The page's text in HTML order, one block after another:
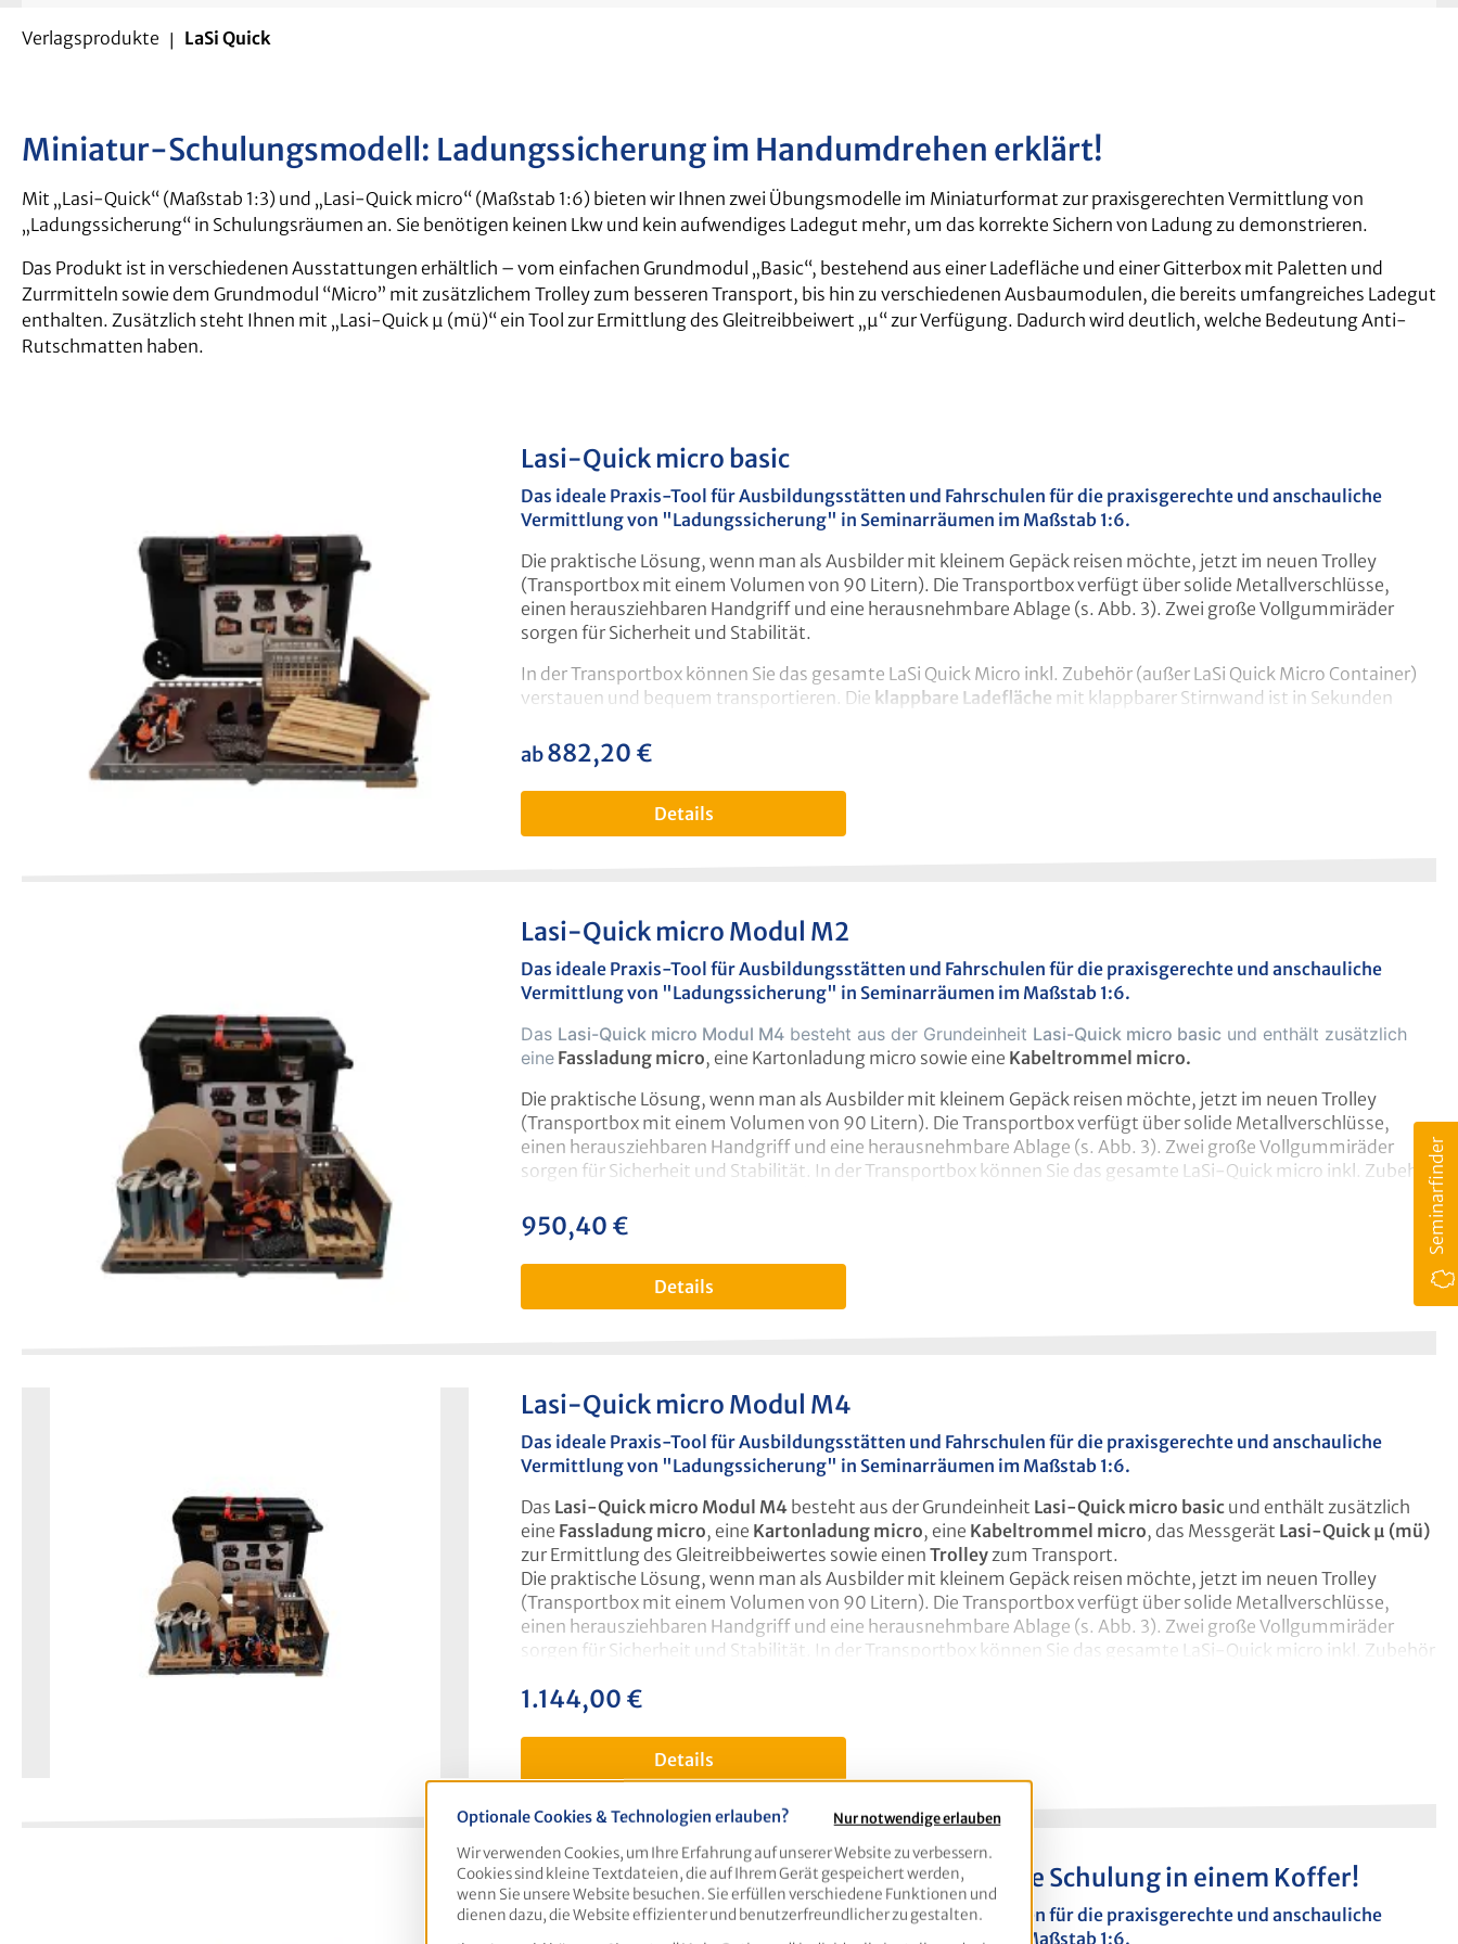
Verlagsprodukte LaSi Quick
Miniatur-Schulungsmodell: Ladungssicherung im Handumdrehen erklärt!
Mit „Lasi-Quick“ (Maßstab 1:3) und „Lasi-Quick micro“ (Maßstab 1:6) bieten wir Ihnen zwei Übungsmodelle im Miniaturformat zur praxisgerechten Vermittlung von
„Ladungssicherung“ in Schulungsräumen an. Sie benötigen keinen Lkw und kein aufwendiges Ladegut mehr, um das korrekte Sichern von Ladung zu demonstrieren.
Das Produkt ist in verschiedenen Ausstattungen erhältlich – vom einfachen Grundmodul „Basic“, bestehend aus einer Ladefläche und einer Gitterbox mit Paletten und
Zurrmitteln sowie dem Grundmodul “Micro” mit zusätzlichem Trolley zum besseren Transport, bis hin zu verschiedenen Ausbaumodulen, die bereits umfangreiches Ladegut
enthalten. Zusätzlich steht Ihnen mit „Lasi-Quick µ (mü)“ ein Tool zur Ermittlung des Gleitreibbeiwert „µ“ zur Verfügung. Dadurch wird deutlich, welche Bedeutung Anti-
Rutschmatten haben.
Lasi-Quick micro basic
Das ideale Praxis-Tool für Ausbildungsstätten und Fahrschulen für die praxisgerechte und anschauliche
Vermittlung von "Ladungssicherung" in Seminarräumen im Maßstab 1:6.
Die praktische Lösung, wenn man als Ausbilder mit kleinem Gepäck reisen möchte, jetzt im neuen Trolley
(Transportbox mit einem Volumen von 90 Litern). Die Transportbox verfügt über solide Metallverschlüsse,
einen herausziehbaren Handgriff und eine herausnehmbare Ablage (s. Abb. 3). Zwei große Vollgummiräder
sorgen für Sicherheit und Stabilität.
In der Transportbox können Sie das gesamte LaSi Quick Micro inkl. Zubehör (außer LaSi Quick Micro Container)
verstauen und bequem transportieren. Die klappbare Ladefläche mit klappbarer Stirnwand ist in Sekunden
Mit dabei:
Ladefläche 42,5 x 66 cm,klappbar
1 Gitterbox mit Palette
2 Paletten
inkl. Trolley
Größe des Trolleys:
Rollensicherung für den Transport befestigt wird (s. Abb. 1).Gesamtgewicht ca. 16 kg.
regulärer preis:
ab882,20 €
Details
Lasi-Quick micro Modul M2
Das ideale Praxis-Tool für Ausbildungsstätten und Fahrschulen für die praxisgerechte und anschauliche
Vermittlung von "Ladungssicherung" in Seminarräumen im Maßstab 1:6.
Das Lasi-Quick micro Modul M4 besteht aus der Grundeinheit Lasi-Quick micro basic und enthält zusätzlich
eine Fassladung micro, eine Kartonladung micro sowie eine Kabeltrommel micro.
Die praktische Lösung, wenn man als Ausbilder mit kleinem Gepäck reisen möchte, jetzt im neuen Trolley
(Transportbox mit einem Volumen von 90 Litern). Die Transportbox verfügt über solide Metallverschlüsse,
einen herausziehbaren Handgriff und eine herausnehmbare Ablage (s. Abb. 3). Zwei große Vollgummiräder
sorgen für Sicherheit und Stabilität. In der Transportbox können Sie das gesamte LaSi-Quick micro inkl. Zubehör
klappbarer Stirnwand ist in Sekunden aufgestellt, eine Montage ist nicht notwendig.
Mit dabei:
Ladefläche 42,5 x 66 cm, klappbar
6 Kantenschoner
2 Paletten
inkl. Trolley
Größe des Trolleys:L = 76,8 cm, H = 49 cm, B = 47,6 cm. Auf dem Trolley sind 2 Schnellspanngurte angebracht,
mit denen die Rollensicherung für den Transport befestigt wird.Gesamtgewicht ca. 16 kg.
regulärer preis:
950,40 €
Details
Lasi-Quick micro Modul M4
Das ideale Praxis-Tool für Ausbildungsstätten und Fahrschulen für die praxisgerechte und anschauliche
Vermittlung von "Ladungssicherung" in Seminarräumen im Maßstab 1:6.
Das Lasi-Quick micro Modul M4 besteht aus der Grundeinheit Lasi-Quick micro basic und enthält zusätzlich
eine Fassladung micro, eine Kartonladung micro, eine Kabeltrommel micro, das Messgerät Lasi-Quick μ (mü)
zur Ermittlung des Gleitreibbeiwertes sowie einen Trolleyzum Transport.
Die praktische Lösung, wenn man als Ausbilder mit kleinem Gepäck reisen möchte, jetzt im neuen Trolley
(Transportbox mit einem Volumen von 90 Litern). Die Transportbox verfügt über solide Metallverschlüsse,
einen herausziehbaren Handgriff und eine herausnehmbare Ablage (s. Abb. 3). Zwei große Vollgummiräder
sorgen für Sicherheit und Stabilität. In der Transportbox können Sie das gesamte LaSi-Quick micro inkl. Zubehör
klappbarer Stirnwand ist in Sekunden aufgestellt, eine Montage ist nicht notwendig.
1 Gitterbox mit Palette
6 Anti-Rutschmatten
6 Kantenschoner
2 Paletten
inkl. Trolley
regulärer preis:
1.144,00 €
Details
Lasi-Quick micro Modul M5 – die komplette Schulung in einem Koffer!
Das ideale Praxis-Tool für Ausbildungsstätten und Fahrschulen für die praxisgerechte und anschauliche
Vermittlung von "Ladungssicherung" in Seminarräumen im Maßstab 1:6.
Kontakt
Seminarfinder
Nur notwendige erlauben
Optionale Cookies & Technologien erlauben?
Wir verwenden Cookies, um Ihre Erfahrung auf unserer Website zu verbessern.
Cookies sind kleine Textdateien, die auf Ihrem Gerät gespeichert werden,
wenn Sie unsere Website besuchen. Sie erfüllen verschiedene Funktionen und
dienen dazu, die Website effizienter und benutzerfreundlicher zu gestalten.